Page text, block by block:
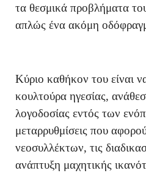
τα θεσμικά προβλήματα
απλώς ένα ακόμη
Κύριο καθήκον του είναι
κουλτούρα ηγεσίας,
λογοδοσίας εντός των
μεταρρυθμίσεις που
νεοσυλλέκτων, τις
ανάπτυξη μαχητικής